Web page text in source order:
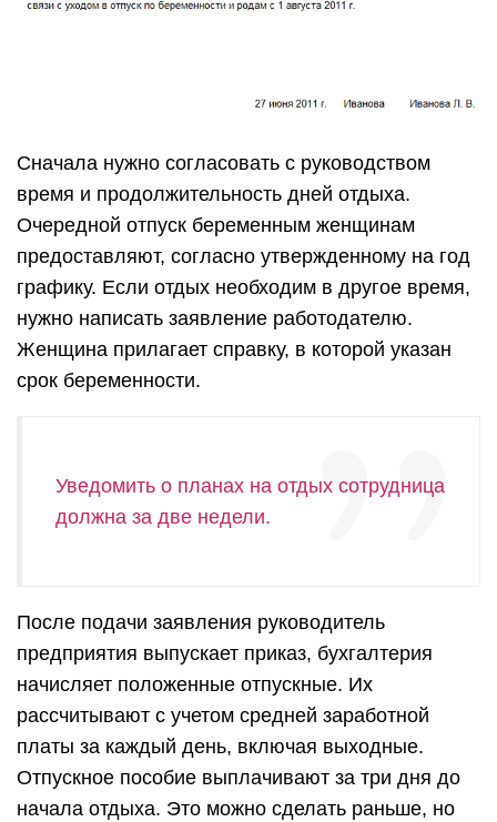
Сначала нужно согласовать с руководством
время и продолжительность дней отдыха.
Очередной отпуск беременным женщинам
предоставляют, согласно утвержденному на год
графику. Если отдых необходим в другое время,
нужно написать заявление работодателю.
Женщина прилагает справку, в которой указан
срок беременности.
Уведомить о планах на отдых сотрудница
должна за две недели.
После подачи заявления руководитель
предприятия выпускает приказ, бухгалтерия
начисляет положенные отпускные. Их
рассчитывают с учетом средней заработной
платы за каждый день, включая выходные.
Отпускное пособие выплачивают за три дня до
начала отдыха. Это можно сделать раньше, но